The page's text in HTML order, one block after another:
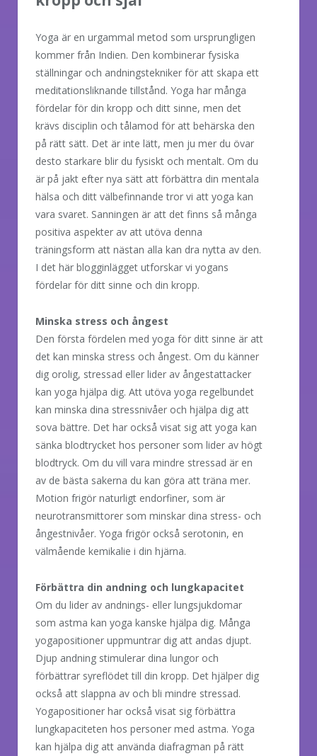
Yoga är en urgammal metod som ursprungligen
kommer från Indien. Den kombinerar fysiska
ställningar och andningstekniker för att skapa ett
meditationsliknande tillstånd. Yoga har många
fördelar för din kropp och ditt sinne, men det
krävs disciplin och tålamod för att behärska den
på rätt sätt. Det är inte lätt, men ju mer du övar
desto starkare blir du fysiskt och mentalt. Om du
är på jakt efter nya sätt att förbättra din mentala
hälsa och ditt välbefinnande tror vi att yoga kan
vara svaret. Sanningen är att det finns så många
positiva aspekter av att utöva denna
träningsform att nästan alla kan dra nytta av den.
I det här blogginlägget utforskar vi yogans
fördelar för ditt sinne och din kropp.
Minska stress och ångest
Den första fördelen med yoga för ditt sinne är att
det kan minska stress och ångest. Om du känner
dig orolig, stressad eller lider av ångestattacker
kan yoga hjälpa dig. Att utöva yoga regelbundet
kan minska dina stressnivåer och hjälpa dig att
sova bättre. Det har också visat sig att yoga kan
sänka blodtrycket hos personer som lider av högt
blodtryck. Om du vill vara mindre stressad är en
av de bästa sakerna du kan göra att träna mer.
Motion frigör naturligt endorfiner, som är
neurotransmittorer som minskar dina stress- och
ångestnivåer. Yoga frigör också serotonin, en
välmående kemikalie i din hjärna.
Förbättra din andning och lungkapacitet
Om du lider av andnings- eller lungsjukdomar
som astma kan yoga kanske hjälpa dig. Många
yogapositioner uppmuntrar dig att andas djupt.
Djup andning stimulerar dina lungor och
förbättrar syreflödet till din kropp. Det hjälper dig
också att slappna av och bli mindre stressad.
Yogapositioner har också visat sig förbättra
lungkapaciteten hos personer med astma. Yoga
kan hjälpa dig att använda diafragman på rätt